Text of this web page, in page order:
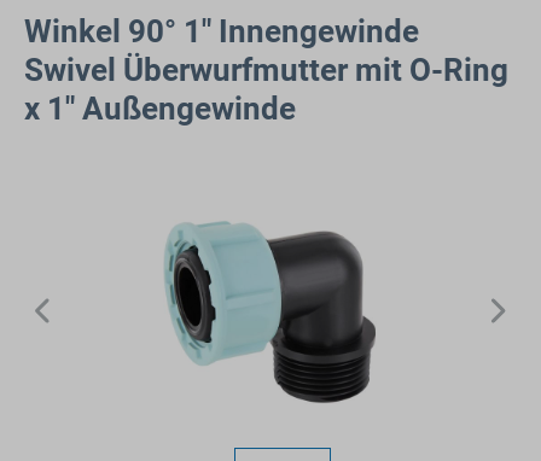
Winkel 90° 1" Innengewinde
Swivel Überwurfmutter mit O-Ring
x 1" Außengewinde